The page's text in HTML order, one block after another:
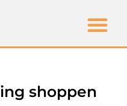
shoppen